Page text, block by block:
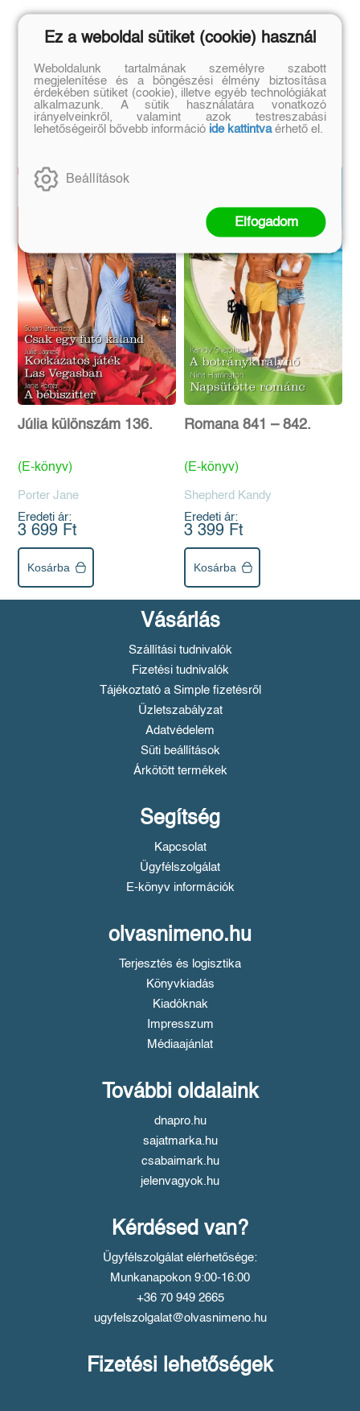
Hasonló könyvek
Júlia különszám 136.
(E-könyv)
Porter Jane
Eredeti ár:
3 699 Ft
Kosárba
Romana 841 – 842.
(E-könyv)
Shepherd Kandy
Eredeti ár:
3 399 Ft
Kosárba
Vásárlás
Szállítási tudnivalók
Fizetési tudnivalók
Tájékoztató a Simple fizetésről
Üzletszabályzat
Adatvédelem
Süti beállítások
Árkötött termékek
Segítség
Kapcsolat
Ügyfélszolgálat
E-könyv információk
olvasnimeno.hu
Terjesztés és logisztika
Könyvkiadás
Kiadóknak
Impresszum
Médiaajánlat
További oldalaink
dnapro.hu
sajatmarka.hu
csabaimark.hu
jelenvagyok.hu
Kérdésed van?
Ügyfélszolgálat elérhetősége:
Munkanapokon 9:00-16:00
+36 70 949 2665
ugyfelszolgalat@olvasnimeno.hu
Fizetési lehetőségek
Ez a weboldal sütiket (cookie) használ
Weboldalunk tartalmának személyre szabott
megjelenítése és a böngészési élmény biztosítása
érdekében sütiket (cookie), illetve egyéb technológiákat
alkalmazunk. A sütik használatára vonatkozó
irányelveinkről, valamint azok testreszabási
lehetőségeiről bővebb információ ide kattintvaérhető el.
Beállítások
Elfogadom